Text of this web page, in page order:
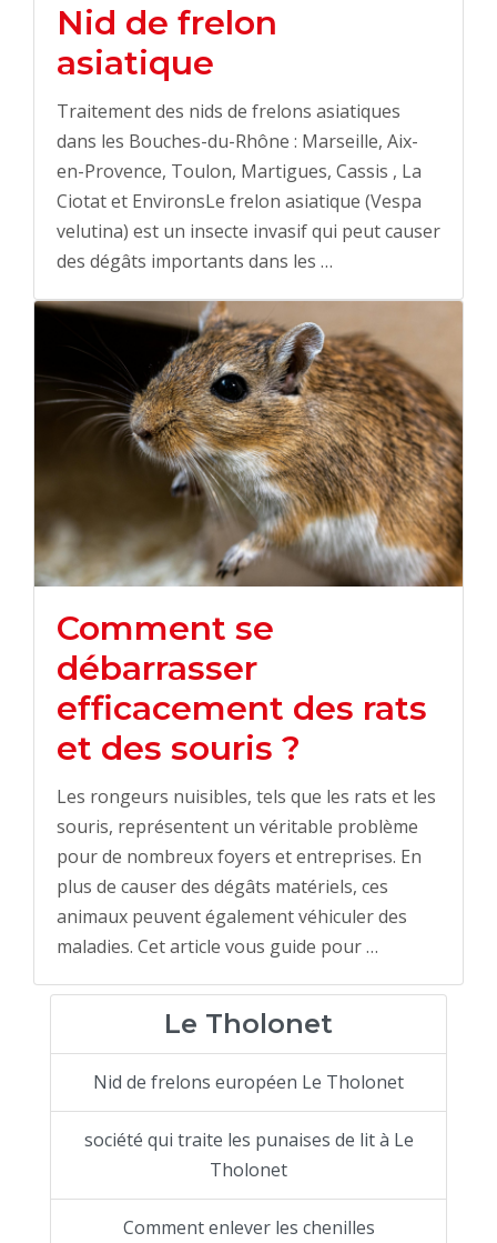
Nid de frelon
asiatique
Traitement des nids de frelons asiatiques
dans les Bouches-du-Rhône : Marseille, Aix-
en-Provence, Toulon, Martigues, Cassis , La
Ciotat et EnvironsLe frelon asiatique (Vespa
velutina) est un insecte invasif qui peut causer
des dégâts importants dans les …
Comment se
débarrasser
efficacement des rats
et des souris ?
Les rongeurs nuisibles, tels que les rats et les
souris, représentent un véritable problème
pour de nombreux foyers et entreprises. En
plus de causer des dégâts matériels, ces
animaux peuvent également véhiculer des
maladies. Cet article vous guide pour …
Le Tholonet
Nid de frelons européen Le Tholonet
société qui traite les punaises de lit à Le
Tholonet
Comment enlever les chenilles